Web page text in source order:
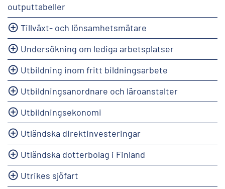
outputtabeller
Tillväxt- och lönsamhetsmätare
Undersökning om lediga arbetsplatser
Utbildning inom fritt bildningsarbete
Utbildningsanordnare och läroanstalter
Utbildningsekonomi
Utländska direktinvesteringar
Utländska dotterbolag i Finland
Utrikes sjöfart